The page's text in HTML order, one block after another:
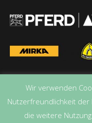
Wir verwenden
Nutzerfreundlichkeit
die weitere